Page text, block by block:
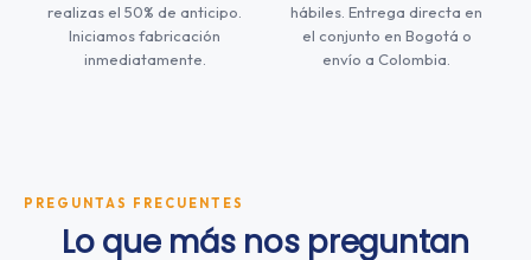
realizas el 50% de anticipo.
Iniciamos fabricación
inmediatamente.
hábiles. Entrega directa en
el conjunto en Bogotá o
envío a Colombia.
PREGUNTAS FRECUENTES
Lo que más nos preguntan